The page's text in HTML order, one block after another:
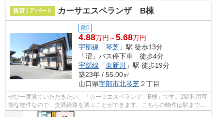
賃貸 | アパート カーサエスペランザ B棟
敷0
4.88万円～5.68万円
宇部線 「琴芝 」駅 徒歩13分
「沼」バス停下車 徒歩4分
宇部線 「東新川
」駅 徒歩19分
築23年 / 55.00㎡
山口県宇部市北琴芝２丁目
ぜひ一度見ていただきたい、「カーサエスペランザ B棟」です。2駅利用可
能な物件なので、交通経路を選ぶことができます。こちらの物件は駅まで徒
歩で13分で到着します。使い勝手の良...